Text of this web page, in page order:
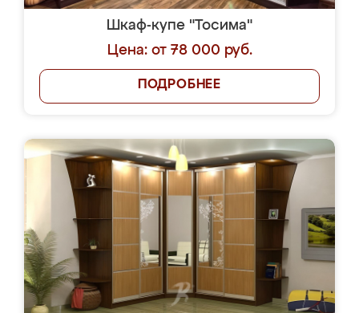
Шкаф-купе "Тосима"
Цена: от 78 000 руб.
ПОДРОБНЕЕ